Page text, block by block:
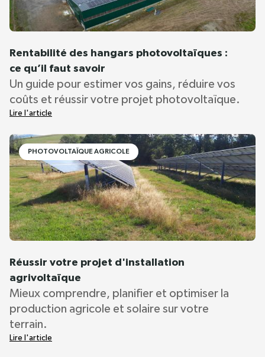
Rentabilité des hangars photovoltaïques :
ce qu’il faut savoir
Un guide pour estimer vos gains, réduire vos
coûts et réussir votre projet photovoltaïque.
Lire l'article
PHOTOVOLTAÏQUE AGRICOLE
Réussir votre projet d'installation
agrivoltaïque
Mieux comprendre, planifier et optimiser la
production agricole et solaire sur votre
terrain.
Lire l'article